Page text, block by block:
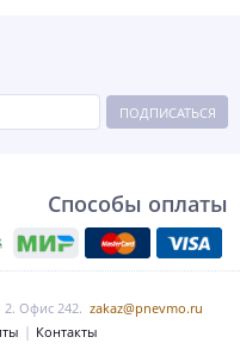
ПОДПИСАТЬСЯ
Способы оплаты
2. Офис 242. zakaz@pnevmo.ru
Контакты